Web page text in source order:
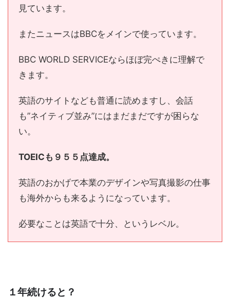
見ています。
またニュースはBBCをメインで使っています。
BBC WORLD SERVICEならほぼ完ぺきに理解で
きます。
英語のサイトなども普通に読めますし、会話
も”ネイティブ並み”にはまだまだですが困らな
い。
TOEICも９５５点達成。
英語のおかげで本業のデザインや写真撮影の仕事
も海外からも来るようになっています。
必要なことは英語で十分、というレベル。
１年続けると？